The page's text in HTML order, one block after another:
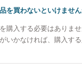
の商品が良いと思えば
なものはダメと申し上
信頼に繋がると思って
スタイル】 個別株です
しまい、もったいない
を買わないといけません
購入する必要はありま
いかなければ、購入す